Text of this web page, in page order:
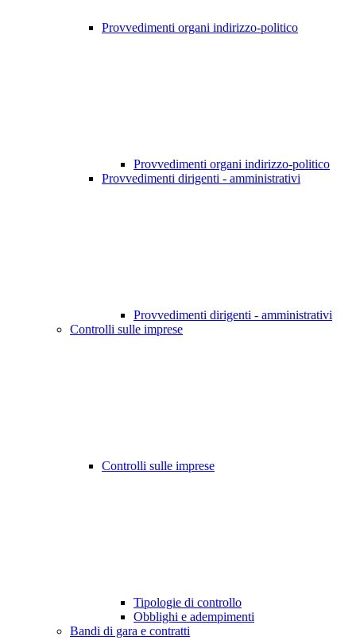
Provvedimenti organi indirizzo-politico
Provvedimenti organi indirizzo-politico
Provvedimenti dirigenti - amministrativi
Provvedimenti dirigenti - amministrativi
Controlli sulle imprese
Controlli sulle imprese
Tipologie di controllo
Obblighi e adempimenti
Bandi di gara e contratti